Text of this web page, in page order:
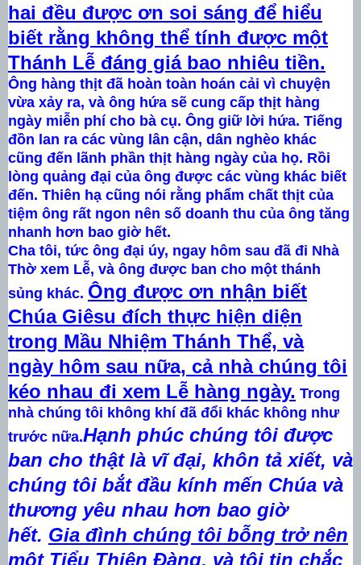
hai đều được ơn soi sáng để hiểu
biết rằng không thể tính được một
Thánh Lễ đáng giá bao nhiêu tiền.
Ông hàng thịt đã hoàn toàn hoán cải vì chuyện
vừa xảy ra, và ông hứa sẽ cung cấp thịt hàng
ngày miễn phí cho bà cụ. Ông giữ lời hứa. Tiếng
đồn lan ra các vùng lân cận, dân nghèo khác
cũng đến lãnh phần thịt hàng ngày của họ. Rồi
lòng quảng đại của ông được các vùng khác biết
đến. Thiên hạ cũng nói rằng phẩm chất thịt của
tiệm ông rất ngon nên số doanh thu của ông tăng
nhanh hơn bao giờ hết.
Cha tôi, tức ông đại úy, ngay hôm sau đã đi Nhà
Thờ xem Lễ, và ông được ban cho một thánh
sủng khác. Ông được ơn nhận biết
Chúa Giêsu đích thực hiện diện
trong Mầu Nhiệm Thánh Thể, và
ngày hôm sau nữa, cả nhà chúng tôi
kéo nhau đi xem Lễ hàng ngày. Trong
nhà chúng tôi không khí đã đổi khác không như
trước nữa.Hạnh phúc chúng tôi được
ban cho thật là vĩ đại, khôn tả xiết, và
chúng tôi bắt đầu kính mến Chúa và
thương yêu nhau hơn bao giờ
hết. Gia đình chúng tôi bỗng trở nên
một Tiểu Thiên Đàng, và tôi tin chắc